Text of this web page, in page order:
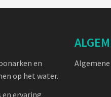
en
op het water.
ervaring
Algemene